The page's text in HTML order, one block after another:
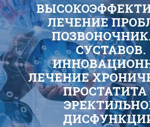
ЛЕЧЕНИЕ
СУСТАВОВ.
ЛЕЧЕНИЕ
ПРОСТАТИТА